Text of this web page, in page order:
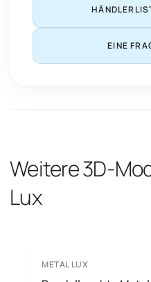
EINE
Weitere 3D-
Lux
METAL LUX